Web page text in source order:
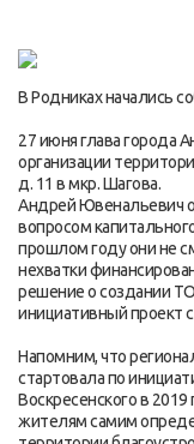
В Родниках начались
27 июня глава города
организации
д. 11 в мкр. Шагова.
Андрей Ювенальевич
вопросом
прошлом году они не
нехватки
решение о создании
инициативный проект
Напомним, что
стартовала по
Воскресенского в
жителям самим